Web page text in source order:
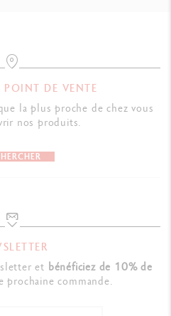
DE VENTE
la plus proche de chez vous
nos produits.
et bénéficiez de 10% de
prochaine commande.